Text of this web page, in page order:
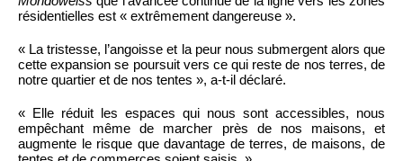
résidentielles est « extrêmement dangereuse ».
« La tristesse, l’angoisse et la peur nous submergent alors que
cette expansion se poursuit vers ce qui reste de nos terres, de
notre quartier et de nos tentes », a-t-il déclaré.
« Elle réduit les espaces qui nous sont accessibles, nous
empêchant même de marcher près de nos maisons, et
augmente le risque que davantage de terres, de maisons, de